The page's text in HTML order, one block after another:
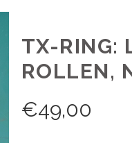
TX-RING:
ROLLEN,
€49,00